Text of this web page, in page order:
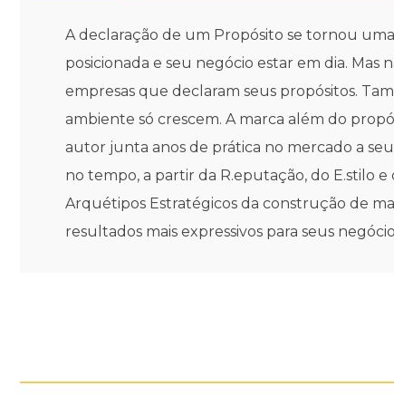
A declaração de um Propósito se tornou
posicionada e seu negócio estar em dia.
empresas que declaram seus propósitos.
ambiente só crescem. A marca além do
autor junta anos de prática no mercado a
no tempo, a partir da R.eputação, do E.stilo e
Arquétipos Estratégicos da construção de
resultados mais expressivos para seus